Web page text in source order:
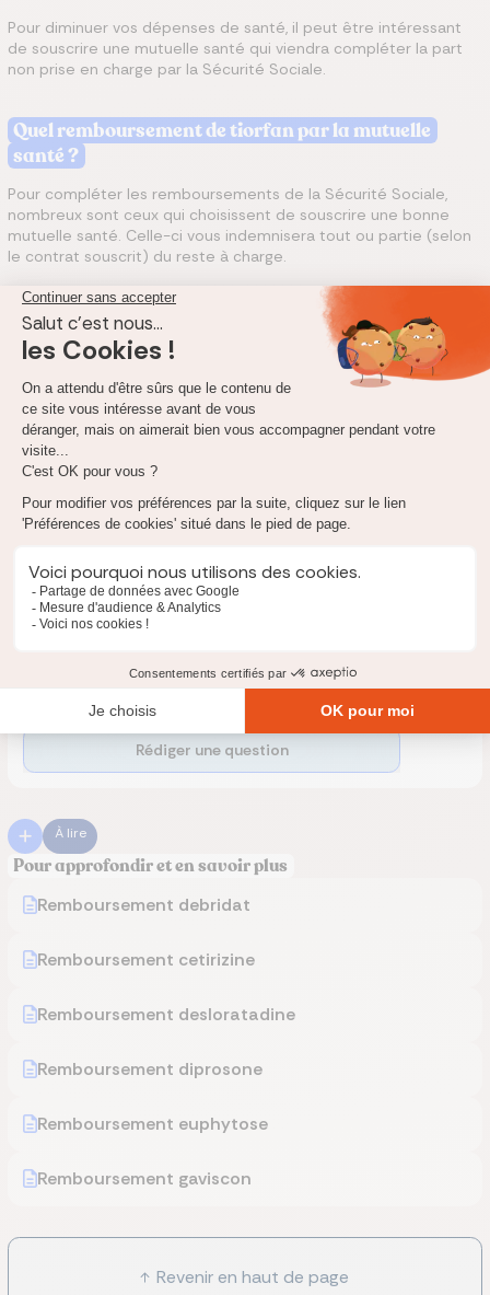
Pour diminuer vos dépenses de santé, il peut être intéressant
de souscrire une mutuelle santé qui viendra compléter la part
non prise en charge par la Sécurité Sociale.
Quel remboursement de tiorfan par la mutuelle
santé ?
Pour compléter les remboursements de la Sécurité Sociale,
nombreux sont ceux qui choisissent de souscrire une bonne
mutuelle santé. Celle-ci vous indemnisera tout ou partie (selon
le contrat souscrit) du reste à charge.
Les complémentaires santé ont deux moyens d’exprimer le
montant de votre remboursement : en forfait, ou en
pourcentage. Dans le cas du forfait, votre mutuelle santé vous
octroie une somme fixe à dépenser tous les ans. Dans le cas du
pourcentage, votre mutuelle vous rembourse selon un
pourcentage de la base de remboursement de la Sécurité
Sociale. Plus ce pourcentage est élevé, meilleur sera votre
remboursement.
Pour trouver une mutuelle adaptée à vos besoins et à vos
dépenses de santé, n'hésitez pas à utliser notre comparateur
en ligne et gratuit (en haut de cette page) pour obtenir
disponibles par téléphone pour vous accompagner et vous
conseiller.
Posez une question
Un expert vous répondra
Rédiger une question
À lire
Pour approfondir et en savoir plus
Remboursement debridat
Remboursement cetirizine
Remboursement desloratadine
Remboursement diprosone
Remboursement euphytose
Remboursement gaviscon
Revenir en haut de page